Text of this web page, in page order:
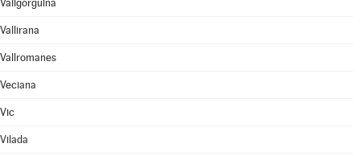
Vallgorguina
Vallirana
Vallromanes
Veciana
Vic
Vilada